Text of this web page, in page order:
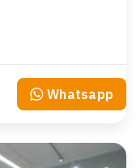
Whatsapp